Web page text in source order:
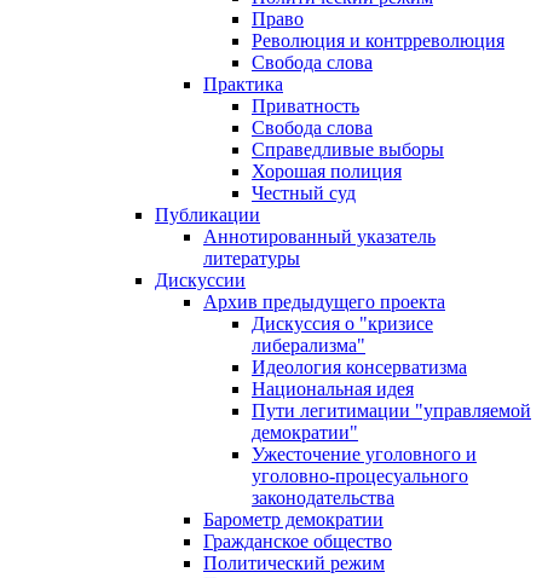
Право
Революция и контрреволюция
Свобода слова
Практика
Приватность
Свобода слова
Справедливые выборы
Хорошая полиция
Честный суд
Публикации
Аннотированный указатель
литературы
Дискуссии
Архив предыдущего проекта
Дискуссия о "кризисе
либерализма"
Идеология консерватизма
Национальная идея
Пути легитимации "управляемой
демократии"
Ужесточение уголовного и
уголовно-процесуального
законодательства
Барометр демократии
Гражданское общество
Политический режим